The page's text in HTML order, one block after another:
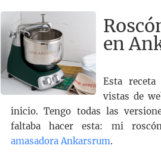
en
Esta
vistas de
inicio. Tengo todas las
faltaba hacer esta: mi
amasadora Ankarsrum.